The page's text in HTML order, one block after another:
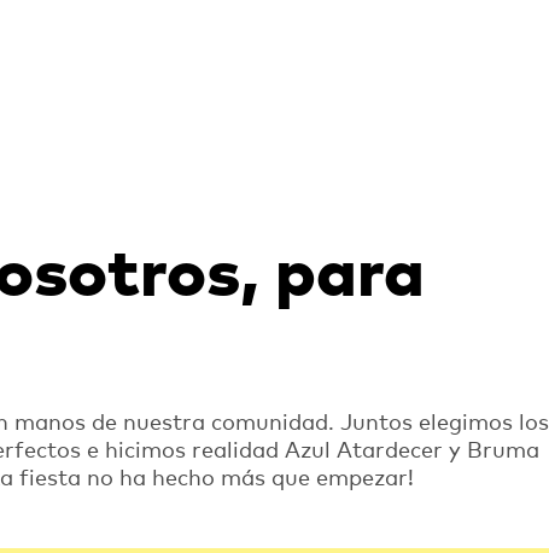
para
manos de nuestra comunidad. Juntos elegimos los
e hicimos realidad Azul Atardecer y Bruma
fiesta no ha hecho más que empezar!